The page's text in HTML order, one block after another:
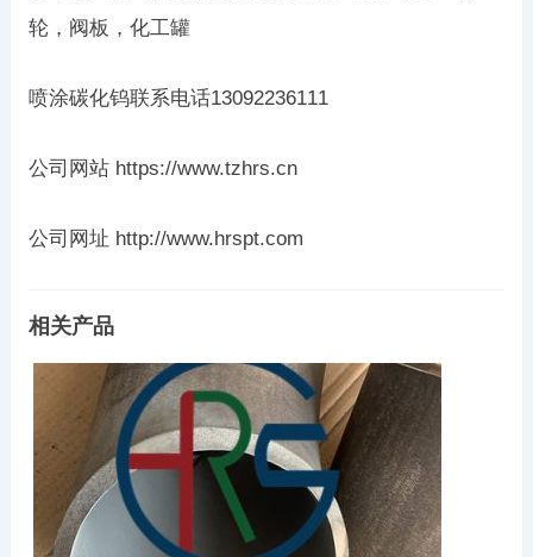
轮，阀板，化工罐
喷涂碳化钨联系电话13092236111
公司网站 https://www.tzhrs.cn
公司网址 http://www.hrspt.com
相关产品